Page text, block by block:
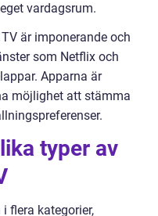
vardagsrum.
är imponerande och
som Netflix och
Apparna är
möjlighet att stämma
typer av
flera kategorier,